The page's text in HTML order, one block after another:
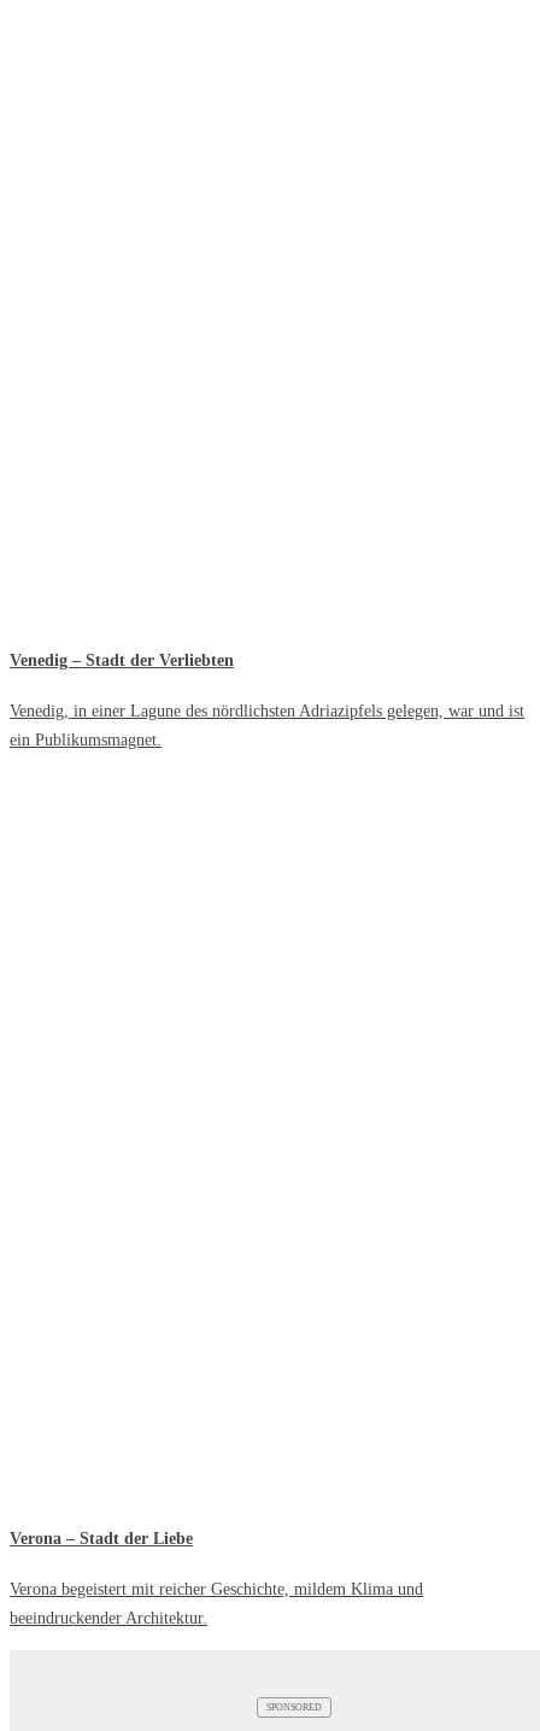
Venedig – Stadt der Verliebten
Venedig, in einer Lagune des nördlichsten Adriazipfels gelegen, war und ist
ein Publikumsmagnet.
Verona – Stadt der Liebe
Verona begeistert mit reicher Geschichte, mildem Klima und
beeindruckender Architektur.
SPONSORED